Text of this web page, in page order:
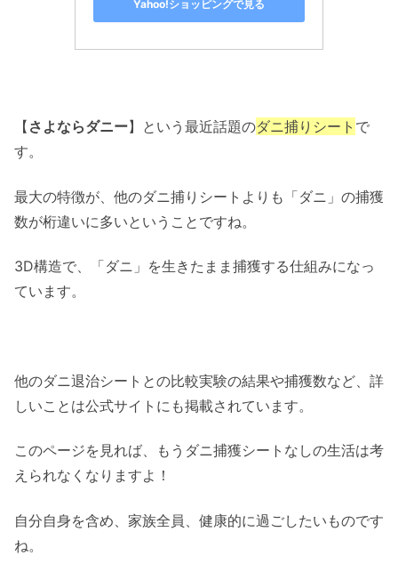
Yahoo!ショッピングで見る
【 さよならダニー】という最近話題のダニ捕りシート で
す。
最大の特徴が、他のダニ捕りシートよりも「ダニ」の捕獲
数が桁違いに多いということですね。
3D構造で、「ダニ」を生きたまま捕獲する仕組みになっ
ています。
他のダニ退治シートとの比較実験の結果や捕獲数など、詳
しいことは公式サイトにも掲載されています。
このページを見れば、もうダニ捕獲シートなしの生活は考
えられなくなりますよ！
自分自身を含め、家族全員、健康的に過ごしたいものです
ね。